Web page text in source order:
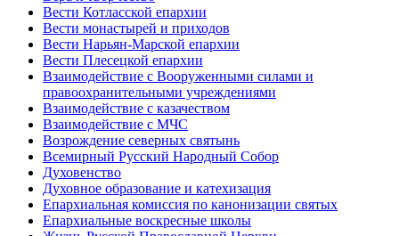
Вести Котласской епархии
Вести монастырей и приходов
Вести Нарьян-Марской епархии
Вести Плесецкой епархии
Взаимодействие с Вооруженными силами и
правоохранительными учреждениями
Взаимодействие с казачеством
Взаимодействие с МЧС
Возрождение северных святынь
Всемирный Русский Народный Собор
Духовенство
Духовное образование и катехизация
Епархиальная комиссия по канонизации святых
Епархиальные воскресные школы